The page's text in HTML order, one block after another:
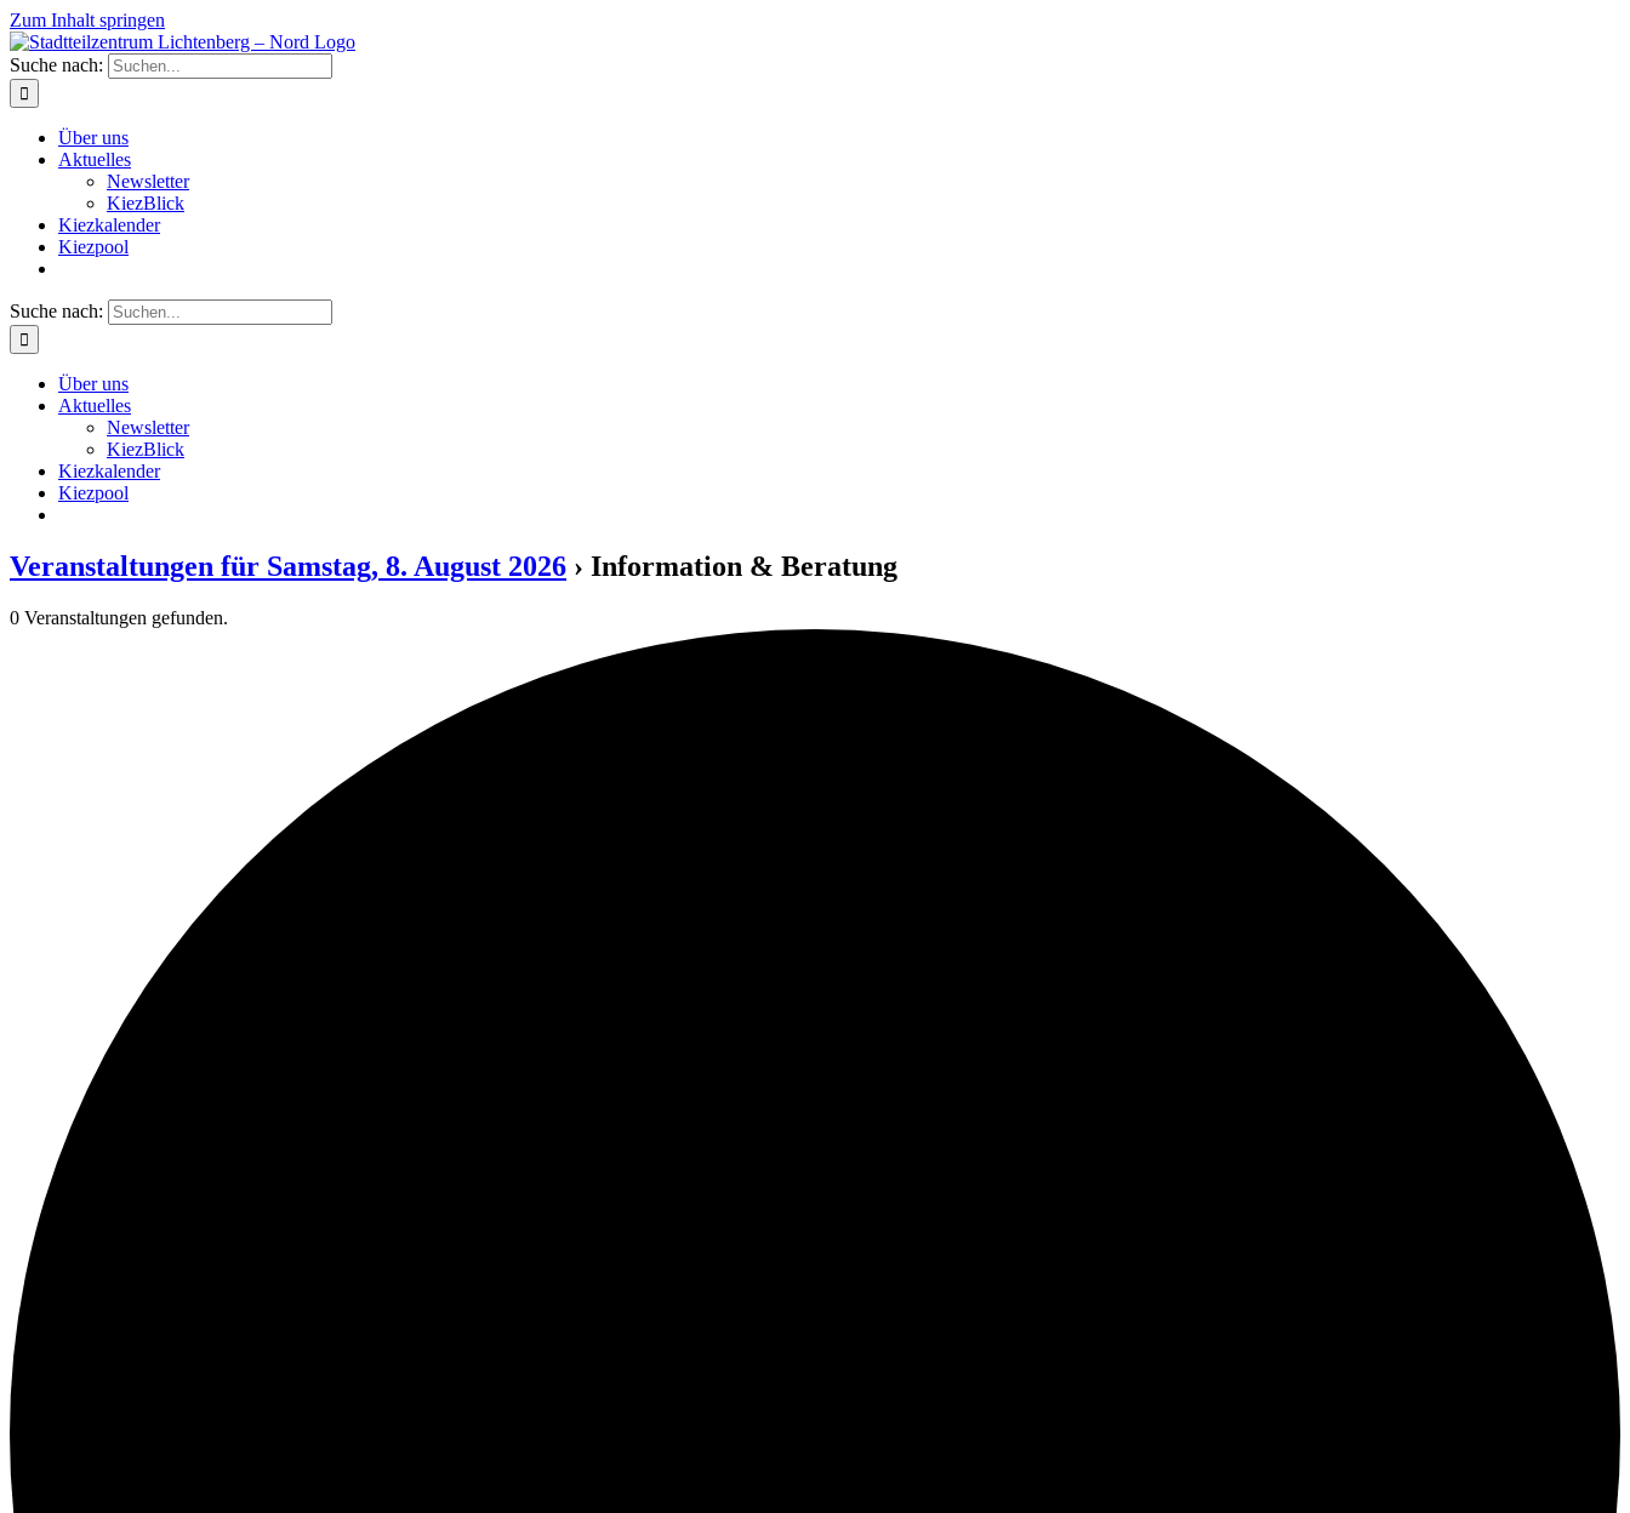
Zum Inhalt springen
Suche nach:
Über uns
Aktuelles
Newsletter
KiezBlick
Kiezkalender
Kiezpool
Suche nach:
Über uns
Aktuelles
Newsletter
KiezBlick
Kiezkalender
Kiezpool
Veranstaltungen für Samstag, 8. August 2026 › Information & Beratung
0 Veranstaltungen gefunden.